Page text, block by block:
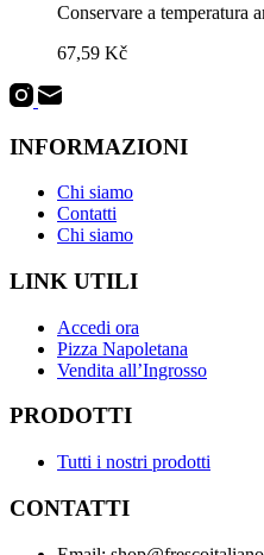
Conservare a temperatura
67,59 Kč
INFORMAZIONI
Chi siamo
Contatti
Chi siamo
LINK UTILI
Accedi ora
Pizza Napoletana
Vendita all’Ingrosso
PRODOTTI
Tutti i nostri prodotti
CONTATTI